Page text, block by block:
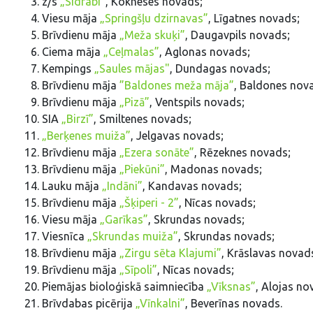
Viesu māja „Springšļu dzirnavas”, Līgatnes novads;
Brīvdienu māja „Meža skuķi”, Daugavpils novads;
Ciema māja „Ceļmalas”, Aglonas novads;
Kempings „Saules mājas", Dundagas novads;
Brīvdienu māja ”Baldones meža māja”, Baldones
Brīvdienu māja „Pizā”, Ventspils novads;
SIA „Birzī”, Smiltenes novads;
„Berķenes muiža”, Jelgavas novads;
Brīvdienu māja „Ezera sonāte”, Rēzeknes novads;
Brīvdienu māja „Piekūni”, Madonas novads;
Lauku māja „Indāni”, Kandavas novads;
Brīvdienu māja „Šķiperi - 2”, Nīcas novads;
Viesu māja „Garīkas”, Skrundas novads;
Viesnīca „Skrundas muiža”, Skrundas novads;
Brīvdienu māja „Zirgu sēta Klajumi”, Krāslavas
Brīvdienu māja „Sīpoli”, Nīcas novads;
Piemājas bioloģiskā saimniecība „Vīksnas”, Alojas
Brīvdabas picērija „Vīnkalni”, Beverīnas novads.